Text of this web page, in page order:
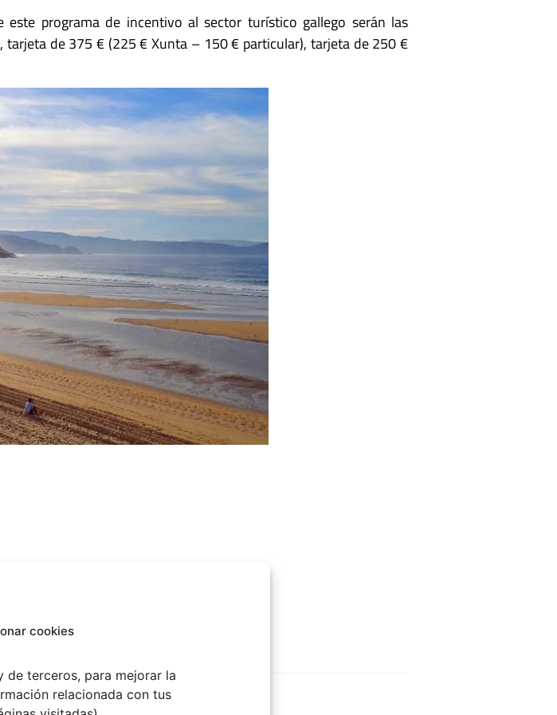
cookies
terceros, para mejorar la
relacionada con tus
programa de incentivo al sector turístico gallego serán las
de 375 € (225 € Xunta – 150 € particular), tarjeta de 250 €